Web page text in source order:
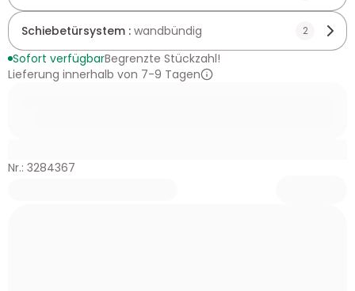
Schiebetürsystem : wandbündig 2
Sofort verfügbarBegrenzte Stückzahl!
Lieferung innerhalb von 7-9 Tagen
Nr.: 3284367